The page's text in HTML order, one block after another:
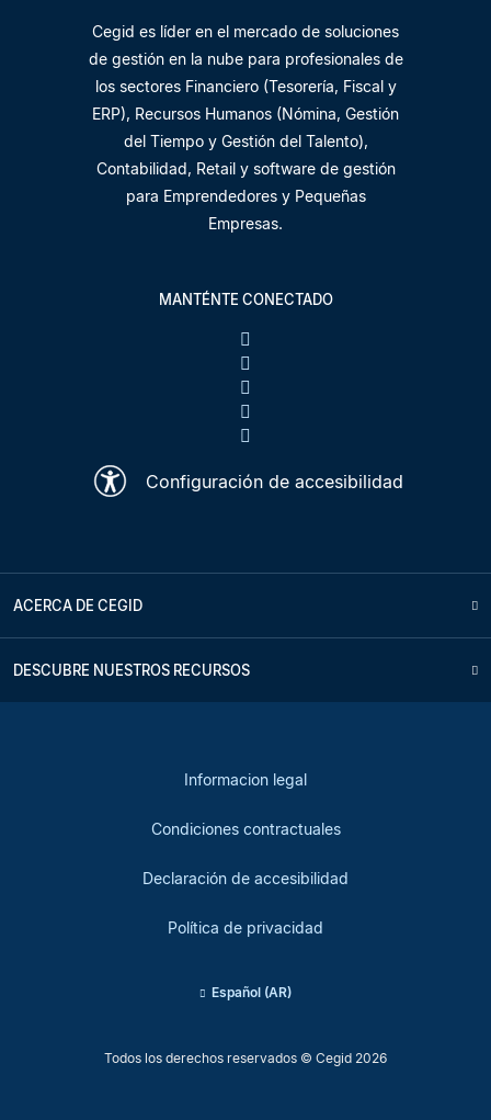
Cegid es líder en el mercado de soluciones
de gestión en la nube para profesionales de
los sectores Financiero (Tesorería, Fiscal y
ERP), Recursos Humanos (Nómina, Gestión
del Tiempo y Gestión del Talento),
Contabilidad, Retail y software de gestión
para Emprendedores y Pequeñas
Empresas.
MANTÉNTE CONECTADO
Configuración de accesibilidad
ACERCA DE CEGID
DESCUBRE NUESTROS RECURSOS
Todos los derechos reservados © Cegid 2026
Informacion legal
Condiciones contractuales
Declaración de accesibilidad
Política de privacidad
Español (AR)